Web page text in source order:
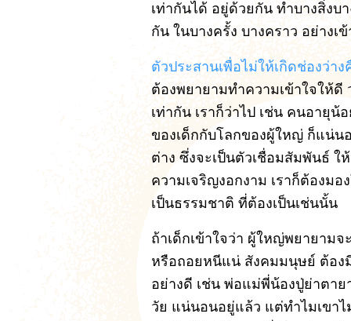
เท่ากันได้ อยู่ด้วยกัน ทำบางสิ่งบ
กัน ในบางครั้ง บางคราว อย่างเ
ตัวประสานเพื่อไม่ให้เกิดช่องว่าง
ต้องพยายามทำความเข้าใจให้ดี
เท่ากัน เราก็ว่าไป เช่น คนอายุ
ของเด็กกับโลกของผู้ใหญ่ ก็แน่น
ต่าง ซึ่งจะเป็นตัวเชื่อมสัมพันธ์
ความเจริญงอกงาม เราก็ต้องม
เป็นธรรมชาติ ที่ต้องเป็นเช่นนั้น
ถ้าเด็กเข้าใจว่า ผู้ใหญ่พยายาม
หรือถอยหนีแน่ สังคมมนุษย์ ต้อ
อย่างดี เช่น พ่อแม่พี่น้องปู่ย่าตา
วัย แน่นอนอยู่แล้ว แต่ทำไมเขา